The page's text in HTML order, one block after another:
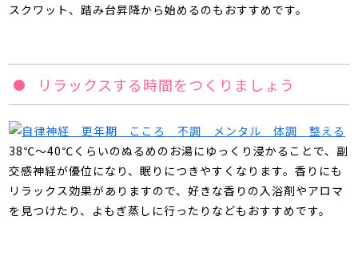
スクワット、踏み台昇降から始めるのもおすすめです。
リラックスする時間をつくりましょう
38℃～40℃くらいのぬるめのお湯にゆっくり浸かることで、副
交感神経が優位になり、眠りにつきやすくなります。香りにも
リラックス効果がありますので、好きな香りの入浴剤やアロマ
を見つけたり、よもぎ蒸しに行ったりなどもおすすめです。